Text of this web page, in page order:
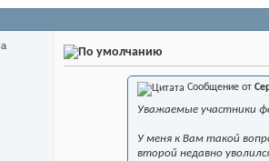
Сообщение от
Уважаемые участники
У меня к Вам такой
второй недавно